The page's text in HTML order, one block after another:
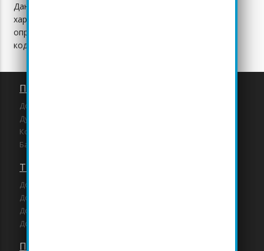
Данный сайт носит исключительно информационный
характер и не является публичной офертой,
определяемой положениями статьи 437 Гражданского
кодекса Российской Федерации.
Проекты домов и коттеджей
Дома и коттеджи
Дуплексы и таунхаусы
Коммерческие здания
Бани и гаражи
Типовые проекты домов
Дома до 100 кв.м.
Дома от 100 до 150 кв.м.
Дома от 150 до 250 кв.м.
Дома от 250 кв.м.
Проекты Леон М